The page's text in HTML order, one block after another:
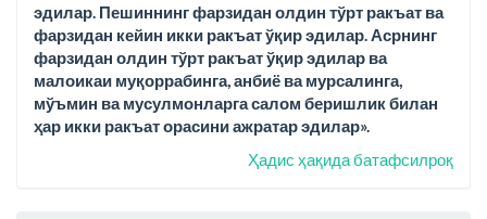
эдилар. Пешиннинг фарзидан олдин тўрт ракъат ва
фарзидан кейин икки ракъат ўқир эдилар. Асрнинг
фарзидан олдин тўрт ракъат ўқир эдилар ва
малоикаи муқоррабинга, анбиё ва мурсалинга,
мўъмин ва мусулмонларга салом беришлик билан
ҳар икки ракъат орасини ажратар эдилар».
Ҳадис ҳақида батафсилроқ